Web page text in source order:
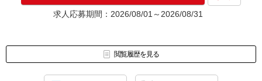
★入社前に配属先が決定する場合もございます。
いずれの場合も、入社された時点で給与が発生します。（当社規
株式会社テクノ・サービス 東京営業所
〒170-0013 東京都豊島区東池袋1-21-11 オーク池袋ビル4階
求人応募期間：2026/08/01～2026/08/31
閲覧履歴を見る